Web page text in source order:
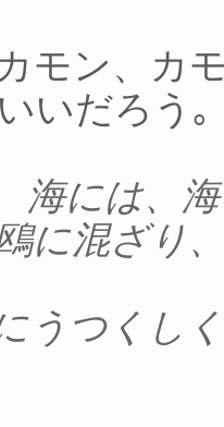
モン、カ
いだろう｡
海には、
に混ざり
うつくし